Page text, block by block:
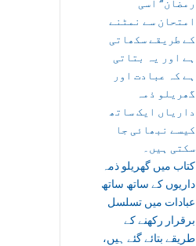
رمضان” اسی
امتحان سے نمٹنے
کے طریقے سکھاتی
ہے اور یہ بتاتی
ہے کہ عبادت اور
گھریلو ذمہ
داریاں ایک ساتھ
کیسے نبھائی جا
سکتی ہیں۔
کتاب میں گھریلو ذمہ
داریوں کے ساتھ ساتھ
عبادات میں تسلسل
برقرار رکھنے کے
طریقے بتائے گئے ہیں،